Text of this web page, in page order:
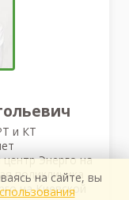
и КТ
Энерго на
поликлиника
на Киевской
на сайте, вы